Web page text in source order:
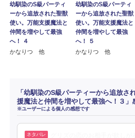
幼馴染のS級パーティ
ーから追放された聖獣
使い。万能支援魔法と
仲間を増やして最強
へ！ ４
かなりつ 他
幼馴染のS級パーティ
ーから追放された聖獣
使い。万能支援魔法と
仲間を増やして最強
へ！ ５
かなりつ 他
「幼馴染のS級パーティーから追放さ
援魔法と仲間を増やして最強へ！３」
※ユーザーによる個人の感想です